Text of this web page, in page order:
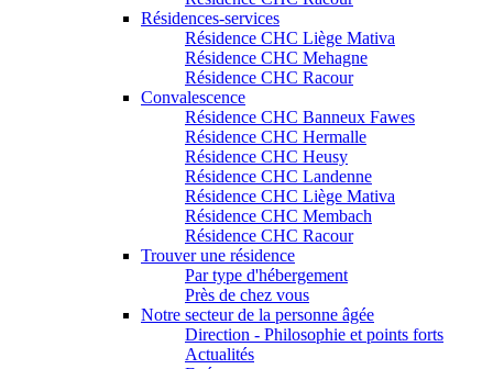
Résidences-services
Résidence CHC Liège Mativa
Résidence CHC Mehagne
Résidence CHC Racour
Convalescence
Résidence CHC Banneux Fawes
Résidence CHC Hermalle
Résidence CHC Heusy
Résidence CHC Landenne
Résidence CHC Liège Mativa
Résidence CHC Membach
Résidence CHC Racour
Trouver une résidence
Par type d'hébergement
Près de chez vous
Notre secteur de la personne âgée
Direction - Philosophie et points forts
Actualités